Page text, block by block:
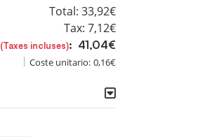
Total: 33,92€
Tax: 7,12€
(Taxes incluses): 41,04€
Coste unitario: 0,16€